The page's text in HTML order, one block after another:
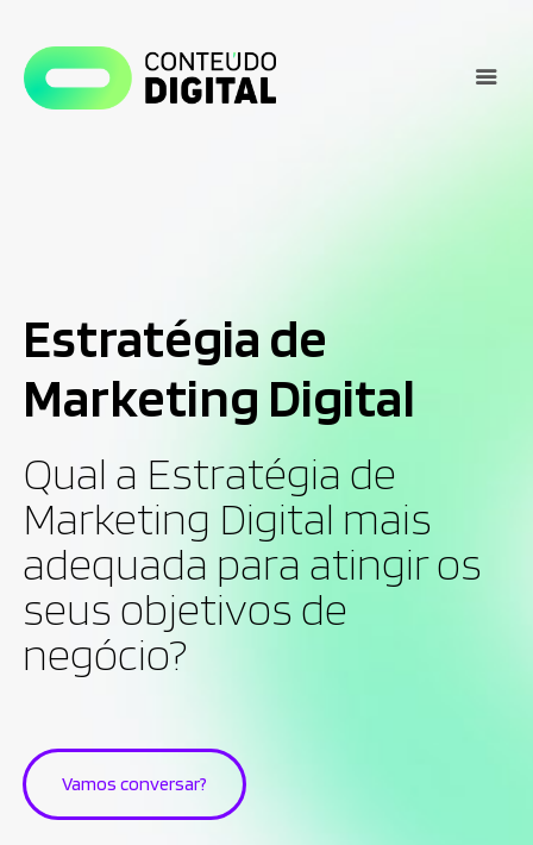
Estratégia de
Marketing Digital
Qual a Estratégia de
Marketing Digital mais
adequada para atingir os
seus objetivos de
negócio?
Vamos conversar?